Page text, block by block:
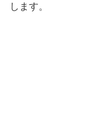
します。